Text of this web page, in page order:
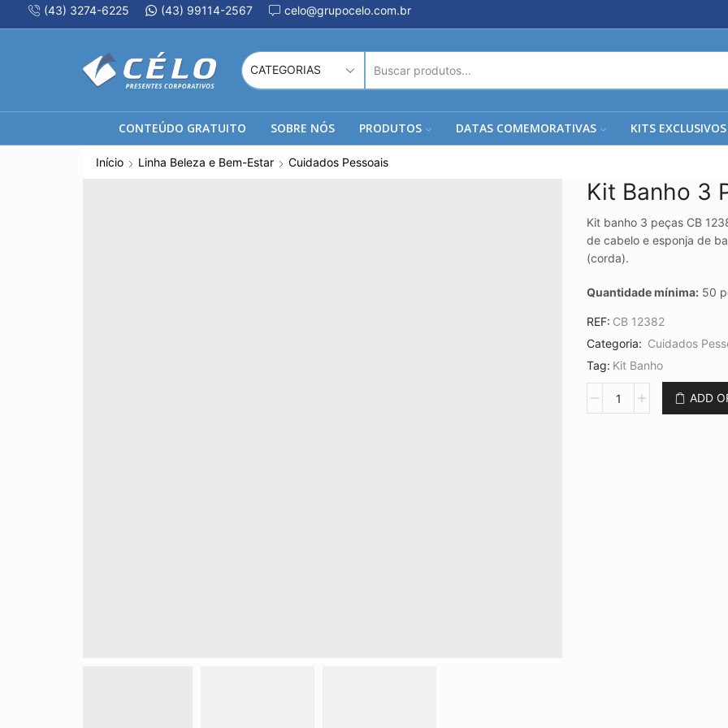
(43) 3274-6225 (43) 99114-2567 celo@grupocelo.com.br
DE
PESQUISA
CONTEÚDO GRATUITO SOBRE NÓS PRODUTOS DATAS COMEMORATIVAS KITS EXCLUSIVOS
Início Linha Beleza e Bem-Estar Cuidados Pessoais
Kit Banho 3
Kit banho 3 peças CB
de cabelo e esponja de
(corda).
Quantidade mínima: 50
REF: CB 12382
Categoria: Cuidados
Tag: Kit Banho
Banho
ADD